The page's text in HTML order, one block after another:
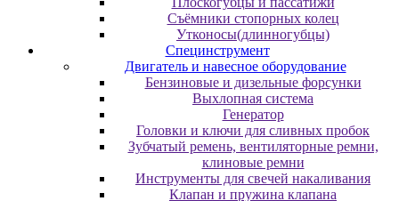
Съёмники стопорных колец
Утконосы(длинногубцы)
Специнструмент
Двигатель и навесное оборудование
Бензиновые и дизельные форсунки
Выхлопная система
Генератор
Головки и ключи для сливных пробок
Зубчатый ремень, вентиляторные ремни,
клиновые ремни
Инструменты для свечей накаливания
Клапан и пружина клапана